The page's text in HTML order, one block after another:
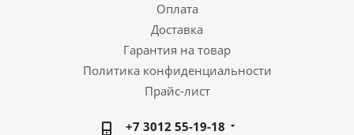
Оплата
Доставка
Гарантия на товар
Политика конфиденциальности
Прайс-лист
+7 3012 55-19-18